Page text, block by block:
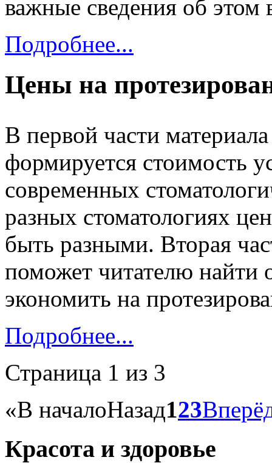
важные сведения об этом
Подробнее...
Цены на
В первой части
формируется стоимость
современных
разных стоматологиях
быть разными. Вторая
поможет читателю найти
экономить на
Подробнее...
Страница 1 из 3
«В началоНазад123
Красота и здоровье